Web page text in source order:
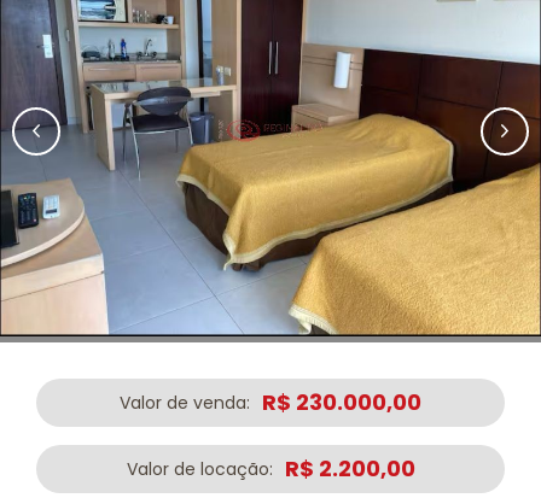
Valor de venda: R$ 230.000,00
Valor de locação: R$ 2.200,00